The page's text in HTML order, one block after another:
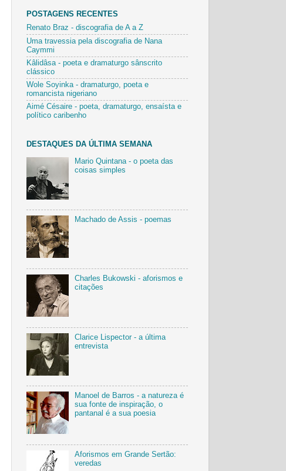
POSTAGENS RECENTES
Renato Braz - discografia de A a Z
Uma travessia pela discografia de Nana
Caymmi
Kâlidâsa - poeta e dramaturgo sânscrito
clássico
Wole Soyinka - dramaturgo, poeta e
romancista nigeriano
Aimé Césaire - poeta, dramaturgo, ensaísta e
político caribenho
DESTAQUES DA ÚLTIMA SEMANA
Mario Quintana - o poeta das
coisas simples
Machado de Assis - poemas
Charles Bukowski - aforismos e
citações
Clarice Lispector - a última
entrevista
Manoel de Barros - a natureza é
sua fonte de inspiração, o
pantanal é a sua poesia
Aforismos em Grande Sertão:
veredas